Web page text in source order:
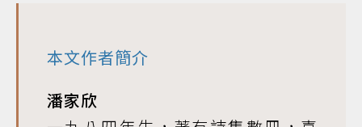
本文作者簡介
潘家欣